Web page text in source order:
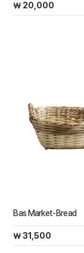
￦ 20,000
Bas Market-Bread
￦ 31,500